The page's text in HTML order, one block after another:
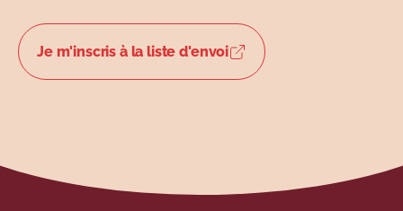
Je m'inscris à la liste d'envoi